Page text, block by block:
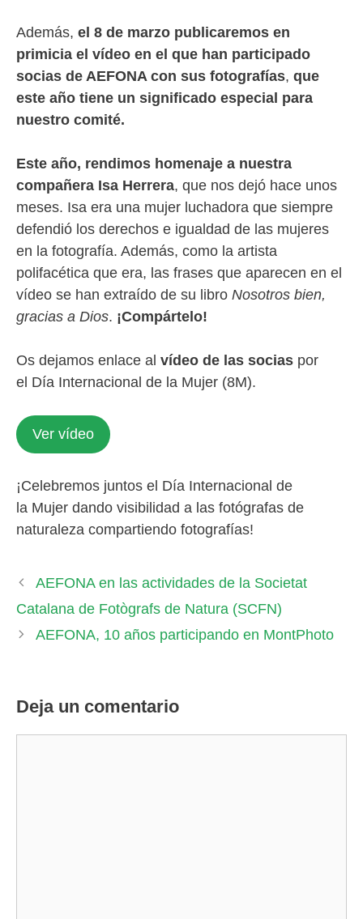
Además, el 8 de marzo publicaremos en
primicia el vídeo en el que han participado
socias de AEFONA con sus fotografías, que
este año tiene un significado especial para
nuestro comité.
Este año, rendimos homenaje a nuestra
compañera Isa Herrera, que nos dejó hace unos
meses. Isa era una mujer luchadora que siempre
defendió los derechos e igualdad de las mujeres
en la fotografía. Además, como la artista
polifacética que era, las frases que aparecen en el
vídeo se han extraído de su libro Nosotros bien,
gracias a Dios. ¡Compártelo!
Os dejamos enlace al vídeo de las socias por
el Día Internacional de la Mujer (8M).
Ver vídeo
¡Celebremos juntos el Día Internacional de
la Mujer dando visibilidad a las fotógrafas de
naturaleza compartiendo fotografías!
AEFONA en las actividades de la Societat
Catalana de Fotògrafs de Natura (SCFN)
AEFONA, 10 años participando en MontPhoto
Deja un comentario